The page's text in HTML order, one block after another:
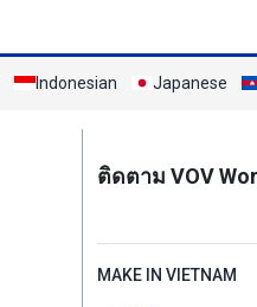
Indonesian Japanese
Mạng xã
ติดตาม VOV
menu
MAKE IN VIETNAM